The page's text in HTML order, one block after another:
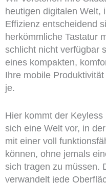
heutigen digitalen Welt,
Effizienz entscheidend
herkömmliche Tastatur
schlicht nicht verfügbar
eines kompakten,
Ihre mobile
je.
Hier kommt der
sich eine Welt vor, in
mit einer voll
können, ohne jemals
sich tragen zu müssen.
verwandelt jede